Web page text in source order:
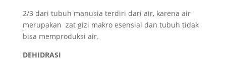
2/3 dari tubuh manusia terdiri dari air, karena air
merupakan zat gizi makro esensial dan tubuh tidak
bisa memproduksi air.
DEHIDRASI